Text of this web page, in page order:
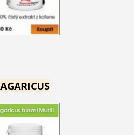
AGARICUS